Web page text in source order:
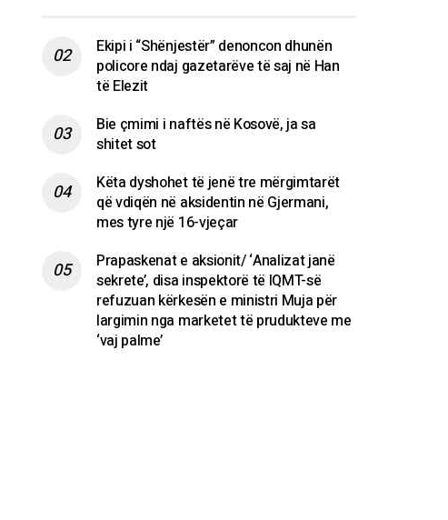
Ekipi i “Shënjestër” denoncon dhunën
policore ndaj gazetarëve të saj në Han
të Elezit
Bie çmimi i naftës në Kosovë, ja sa
shitet sot
Këta dyshohet të jenë tre mërgimtarët
që vdiqën në aksidentin në Gjermani,
mes tyre një 16-vjeçar
Prapaskenat e aksionit/ ‘Analizat janë
sekrete’, disa inspektorë të IQMT-së
refuzuan kërkesën e ministri Muja për
largimin nga marketet të prudukteve me
‘vaj palme’